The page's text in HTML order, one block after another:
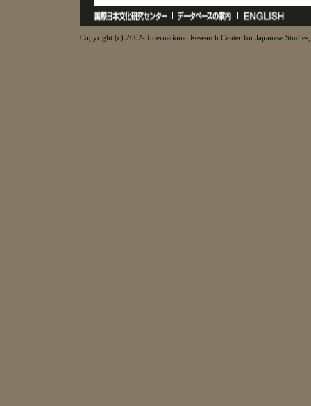
Copyright (c) 2002- International Research Center for Japanese